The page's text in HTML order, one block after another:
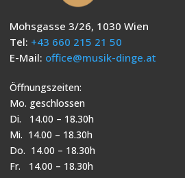
Mohsgasse 3/26, 1030 Wien
Tel: +43 660 215 21 50
E-Mail: office@musik-dinge.at
Öffnungszeiten:
Mo. geschlossen
Di. 14.00 – 18.30h
Mi. 14.00 – 18.30h
Do. 14.00 – 18.30h
Fr. 14.00 – 18.30h